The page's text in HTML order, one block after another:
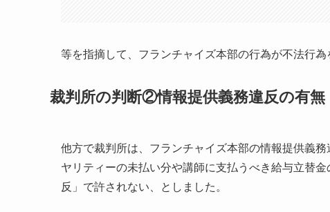
等を指摘して、フランチャイズ本部の行為が不法行
裁判所の判断②情報提供義務違反の有無
他方で裁判所は、フランチャイズ本部の情報提供義
ヤリティーの未払い分や講師に支払うべき給与立替
反」で許されない、としました。